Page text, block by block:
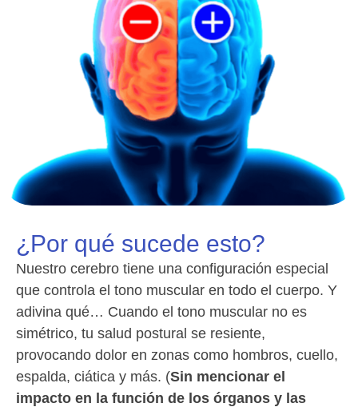
¿Por qué sucede esto?
Nuestro cerebro tiene una configuración especial
que controla el tono muscular en todo el cuerpo. Y
adivina qué… Cuando el tono muscular no es
simétrico, tu salud postural se resiente,
provocando dolor en zonas como hombros, cuello,
espalda, ciática y más. (Sin mencionar el
impacto en la función de los órganos y las